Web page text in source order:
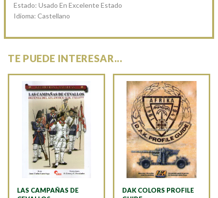
Estado: Usado En Excelente Estado
Idioma: Castellano
TE PUEDE INTERESAR...
LAS CAMPAÑAS DE
DAK COLORS PROFILE